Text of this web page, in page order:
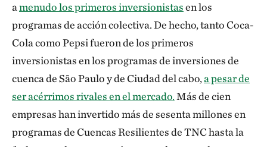
amenudo los primeros inversionistasen los
programas de acción colectiva. De hecho, tanto Coca-
Cola como Pepsi fueron de los primeros
inversionistas en los programas de inversiones de
cuenca de São Paulo y de Ciudad del cabo,a pesar de
ser acérrimos rivales en el mercado.Más de cien
empresas han invertido más de sesenta millones en
programas de Cuencas Resilientes de TNC hasta la